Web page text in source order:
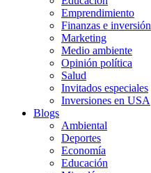
Emprendimiento
Finanzas e inversión
Marketing
Medio ambiente
Opinión política
Salud
Invitados especiales
Inversiones en USA
Blogs
Ambiental
Deportes
Economía
Educación